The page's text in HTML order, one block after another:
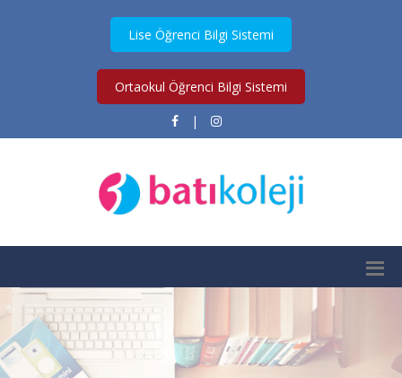
Lise Öğrenci Bilgi Sistemi
Ortaokul Öğrenci Bilgi Sistemi
|